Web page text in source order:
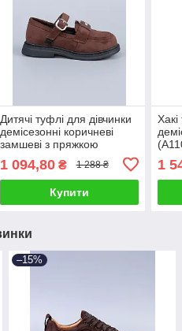
Дитячі туфлі для дівчинки
демісезонні коричневі
замшеві з пряжкою
1 094,80₴ 1 288 ₴
Купити
Хакі
1
–15%